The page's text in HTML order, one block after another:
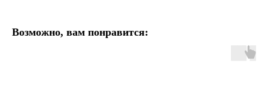
Возможно, вам понравится: